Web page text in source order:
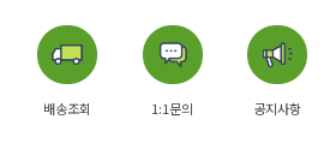
배송조회 1:1문의 공지사항